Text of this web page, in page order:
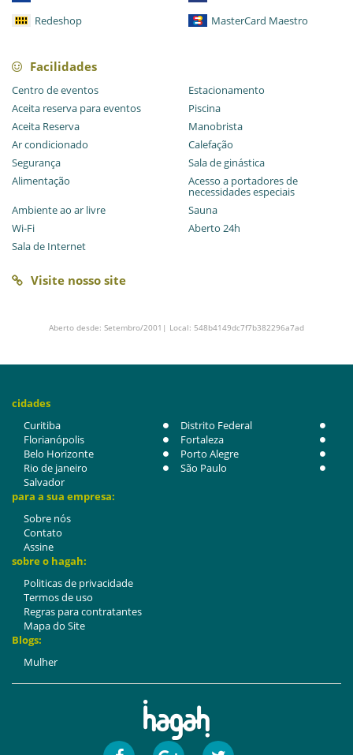
Redeshop
MasterCard Maestro
Facilidades
Centro de eventos
Estacionamento
Aceita reserva para eventos
Piscina
Aceita Reserva
Manobrista
Ar condicionado
Calefação
Segurança
Sala de ginástica
Alimentação
Acesso a portadores de
necessidades especiais
Ambiente ao ar livre
Sauna
Wi-Fi
Aberto 24h
Sala de Internet
Visite nosso site
Aberto desde: Setembro/2001| Local: 548b4149dc7f7b382296a7ad
cidades
Curitiba
Distrito Federal
Florianópolis
Fortaleza
Belo Horizonte
Porto Alegre
Rio de janeiro
São Paulo
Salvador
para a sua empresa:
Sobre nós
Contato
Assine
sobre o hagah:
Politicas de privacidade
Termos de uso
Regras para contratantes
Mapa do Site
Blogs:
Mulher